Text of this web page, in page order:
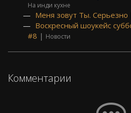
На инди кухне
Меня зовут Ты. Серьезно
Воскресный шоукейс
#8 | Новости
Комментарии